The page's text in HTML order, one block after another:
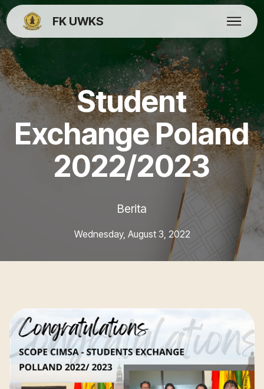
FK UWKS
Student
Exchange Poland
2022/2023
Berita
Wednesday, August 3, 2022